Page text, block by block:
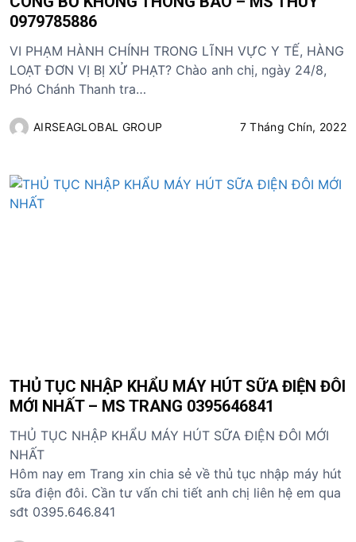
0979785886
VI PHẠM HÀNH CHÍNH TRONG LĨNH VỰC Y TẾ, HÀNG
LOẠT ĐƠN VỊ BỊ XỬ PHẠT? Chào anh chị, ngày 24/8,
Phó Chánh Thanh tra…
AIRSEAGLOBAL GROUP 7 Tháng Chín, 2022
THỦ TỤC NHẬP KHẨU MÁY HÚT SỮA ĐIỆN ĐÔI
MỚI NHẤT – MS TRANG 0395646841
THỦ TỤC NHẬP KHẨU MÁY HÚT SỮA ĐIỆN ĐÔI MỚI
NHẤT
Hôm nay em Trang xin chia sẻ về thủ tục nhập máy hút
sữa điện đôi. Cần tư vấn chi tiết anh chị liên hệ em qua
sđt 0395.646.841